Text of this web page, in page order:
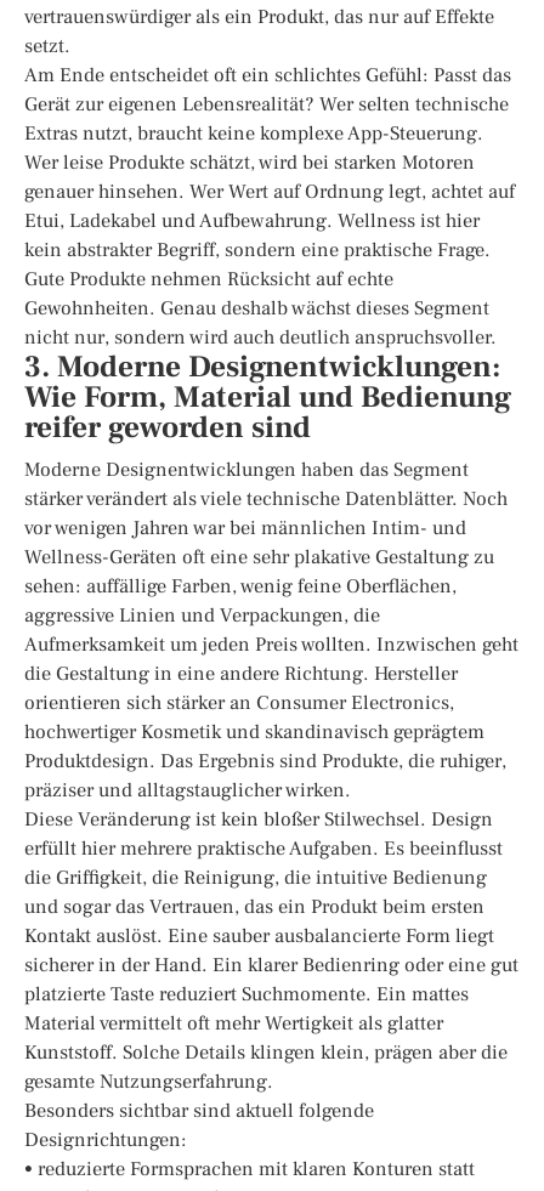
vertrauenswürdiger als ein Produkt, das nur auf Effekte
setzt.
Am Ende entscheidet oft ein schlichtes Gefühl: Passt das
Gerät zur eigenen Lebensrealität? Wer selten technische
Extras nutzt, braucht keine komplexe App-Steuerung.
Wer leise Produkte schätzt, wird bei starken Motoren
genauer hinsehen. Wer Wert auf Ordnung legt, achtet auf
Etui, Ladekabel und Aufbewahrung. Wellness ist hier
kein abstrakter Begriff, sondern eine praktische Frage.
Gute Produkte nehmen Rücksicht auf echte
Gewohnheiten. Genau deshalb wächst dieses Segment
nicht nur, sondern wird auch deutlich anspruchsvoller.
3. Moderne Designentwicklungen:
Wie Form, Material und Bedienung
reifer geworden sind
Moderne Designentwicklungen haben das Segment
stärker verändert als viele technische Datenblätter. Noch
vor wenigen Jahren war bei männlichen Intim- und
Wellness-Geräten oft eine sehr plakative Gestaltung zu
sehen: auffällige Farben, wenig feine Oberflächen,
aggressive Linien und Verpackungen, die
Aufmerksamkeit um jeden Preis wollten. Inzwischen geht
die Gestaltung in eine andere Richtung. Hersteller
orientieren sich stärker an Consumer Electronics,
hochwertiger Kosmetik und skandinavisch geprägtem
Produktdesign. Das Ergebnis sind Produkte, die ruhiger,
präziser und alltagstauglicher wirken.
Diese Veränderung ist kein bloßer Stilwechsel. Design
erfüllt hier mehrere praktische Aufgaben. Es beeinflusst
die Griffigkeit, die Reinigung, die intuitive Bedienung
und sogar das Vertrauen, das ein Produkt beim ersten
Kontakt auslöst. Eine sauber ausbalancierte Form liegt
sicherer in der Hand. Ein klarer Bedienring oder eine gut
platzierte Taste reduziert Suchmomente. Ein mattes
Material vermittelt oft mehr Wertigkeit als glatter
Kunststoff. Solche Details klingen klein, prägen aber die
gesamte Nutzungserfahrung.
Besonders sichtbar sind aktuell folgende
Designrichtungen:
• reduzierte Formsprachen mit klaren Konturen statt